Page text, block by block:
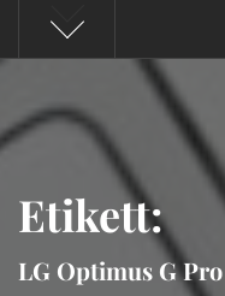
Etikett:
LG Optimus G Pro